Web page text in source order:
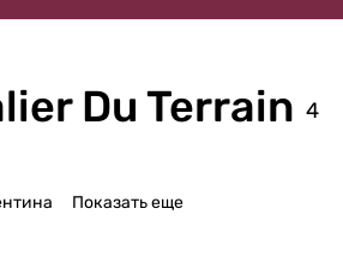
Du Terrain 4
Показать еще